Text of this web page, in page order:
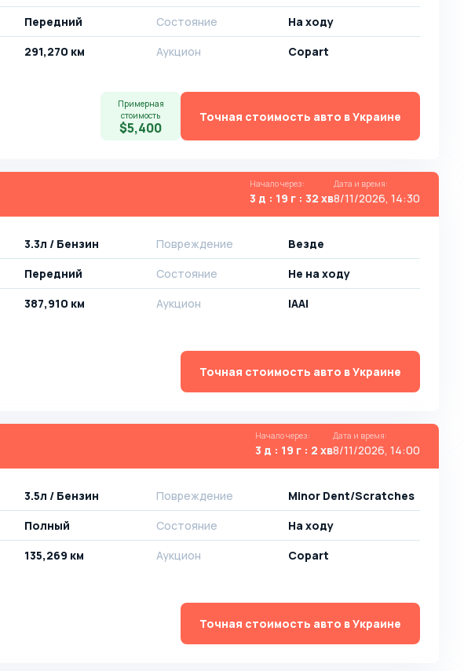
Передний
291,270 км
Состояние
На ходу
Аукцион
Copart
Примерная
стоимость
$5,400
Точная стоимость авто в Украине
Начало через:
3 д : 19 г : 32 хв
Дата и время:
8/11/2026, 14:30
3.3л / Бензин
Передний
387,910 км
Повреждение
Везде
Состояние
Не на ходу
Аукцион
IAAI
Точная стоимость авто в Украине
Начало через:
3 д : 19 г : 2 хв
Дата и время:
8/11/2026, 14:00
3.5л / Бензин
Полный
135,269 км
Повреждение
Minor Dent/Scratches
Состояние
На ходу
Аукцион
Copart
Точная стоимость авто в Украине